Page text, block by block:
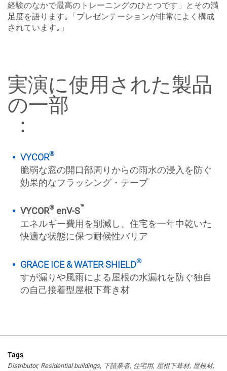
経験のなかで最高のトレーニングのひとつです」とその満
足度を語ります｡「プレゼンテーションが非常によく構成
されています｡」
実演に使用された製品
の一部
：
​VYCOR®
脆弱な窓の開口部周りからの雨水の浸入を防ぐ
効果的なフラッシング・テープ
VYCOR® enV-S™
エネルギー費用を削減し、住宅を一年中乾いた
快適な状態に保つ耐候性バリア
GRACE ICE & WATER SHIELD®
すが漏りや風雨による屋根の水漏れを防ぐ独自
の自己接着型屋根下葺き材
Tags
Distributor Residential buildings 下請業者 住宅用 屋根下葺材 屋根材